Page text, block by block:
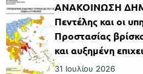
ΑΝΑΚΟΙΝΩΣΗ
Πεντέλης και οι
Προστασίας
και αυξημένη
31 Ιουλίου 2026